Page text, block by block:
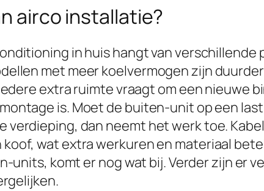
airco installatie?
in huis hangt van
met meer koelvermogen zijn
extra ruimte vraagt om een nieuwe
is. Moet de buiten-unit op een
verdieping, dan neemt het werk toe.
wat extra werkuren en materiaal
units, komt er nog wat bij. Verder zijn er